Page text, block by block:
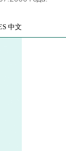
中文